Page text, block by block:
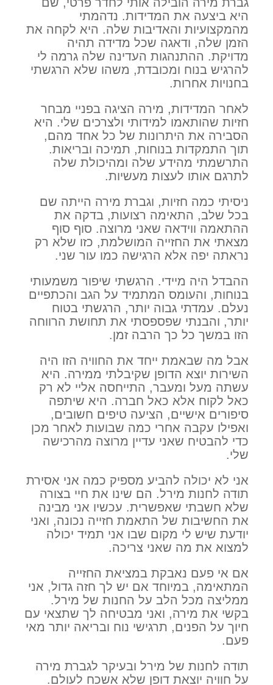
היא ביצעה את המדידות. נדהמתי
מהמקצועיות והאדיבות שלה. היא לקחה את
הזמן שלה, ודאגה שכל מדידה תהיה
מדויקת. ההתנהגות העדינה שלה גרמה לי
להרגיש בנוח ומכובדת, משהו שלא הרגשתי
בחנויות אחרות.
לאחר המדידות, מירה הציגה בפניי מבחר
חזיות שהותאמו למידותי ולצרכים שלי. היא
הסבירה את היתרונות של כל אחד מהם,
תוך התמקדות בנוחות, תמיכה ובריאות.
התרשמתי מהידע שלה ומהיכולת שלה
לתרגם אותו לעצות מעשיות.
ניסיתי כמה חזיות, וגברת מירה הייתה שם
בכל שלב, התאימה רצועות, בדקה את
ההתאמה ווידאה שאני מרוצה. סוף סוף
מצאתי את החזייה המושלמת, כזו שלא רק
נראתה יפה אלא הרגישה כמו עור שני.
ההבדל היה מיידי. הרגשתי שיפור משמעותי
בנוחות, והעומס המתמיד על הגב והכתפיים
נעלם. עמדתי גבוה יותר, הרגשתי בטוח
יותר, והבנתי שפספסתי את תחושת הרווחה
הזו במשך כל כך הרבה זמן.
אבל מה שבאמת ייחד את החוויה הזו היה
השירות יוצא הדופן שקיבלתי ממירה. היא
עשתה מעל ומעבר, התייחסה אליי לא רק
כאל לקוח אלא כאל חברה. היא שיתפה
סיפורים אישיים, הציעה טיפים חשובים,
ואפילו עקבה אחרי כמה שבועות לאחר מכן
כדי להבטיח שאני עדיין מרוצה מהרכישה
שלי.
אני לא יכולה להביע מספיק כמה אני אסירת
תודה לחנות מירל. הם שינו את חיי בצורה
שלא חשבתי שאפשרית. עכשיו אני מבינה
את החשיבות של התאמת חזייה נכונה, ואני
יודעת שיש לי מקום שבו אני תמיד יכולה
למצוא את מה שאני צריכה.
אם אי פעם נאבקת במציאת החזייה
המתאימה, במיוחד אם יש לך חזה גדול, אני
ממליצה מכל הלב על החנות של מירל.
בקשי את מירה, ואני מבטיחה לך שתצאי עם
חיוך על הפנים, תרגישי נוח ובריאה יותר מאי
פעם.
תודה לחנות של מירל ובעיקר לגברת מירה
על חוויה יוצאת דופן שלא אשכח לעולם.